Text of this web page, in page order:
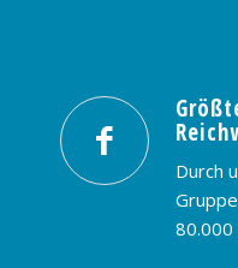
Durch
80.000